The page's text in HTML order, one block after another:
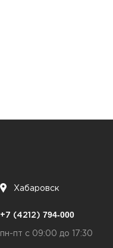
Хабаровск
+7 (4212) 794-000
пн-пт с 09:00 до 17:30